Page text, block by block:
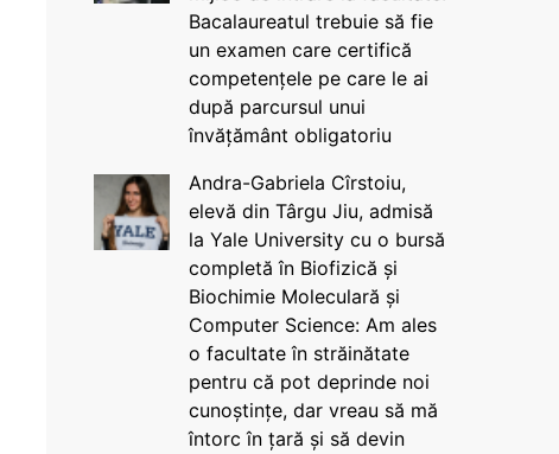
Bacalaureatul trebuie să fie
un examen care certifică
competențele pe care le ai
după parcursul unui
învățământ obligatoriu
Andra-Gabriela Cîrstoiu,
elevă din Târgu Jiu, admisă
la Yale University cu o bursă
completă în Biofizică și
Biochimie Moleculară și
Computer Science: Am ales
o facultate în străinătate
pentru că pot deprinde noi
cunoștințe, dar vreau să mă
întorc în țară și să devin